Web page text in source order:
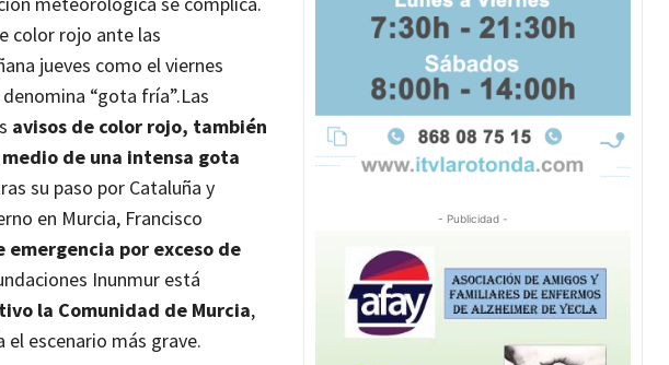
color rojo ante las
jueves como el viernes
“gota fría”.Las
avisos de color rojo, también
de una intensa gota
su paso por Cataluña y
en Murcia, Francisco
por exceso de
Inunmur está
la Comunidad de Murcia,
el escenario más grave.
- Publicidad -